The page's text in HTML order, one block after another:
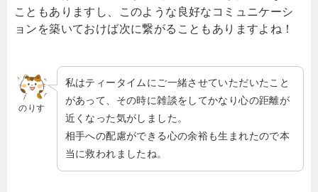
こともありますし、このような良好なコミュニケーシ
ョンを築いておけば次に繋がることもありますよね！
のりす
私はティータイムにご一緒させていただいたこと
があって、その時に雑談をしてかなり心の距離が
近くなった気がしました。
相手への配慮ができる心の余裕も生まれたので本
当に救われましたね。